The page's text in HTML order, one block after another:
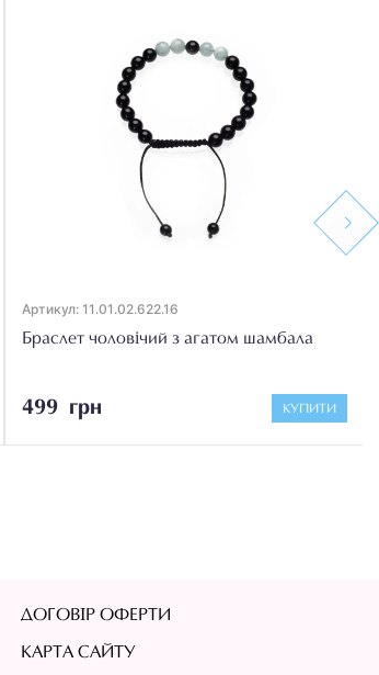
Артикул: 11.01.02.622.16
Браслет чоловічий з агатом шамбала
499 грн КУПИТИ
Next
ДОГОВІР ОФЕРТИ
КАРТА САЙТУ